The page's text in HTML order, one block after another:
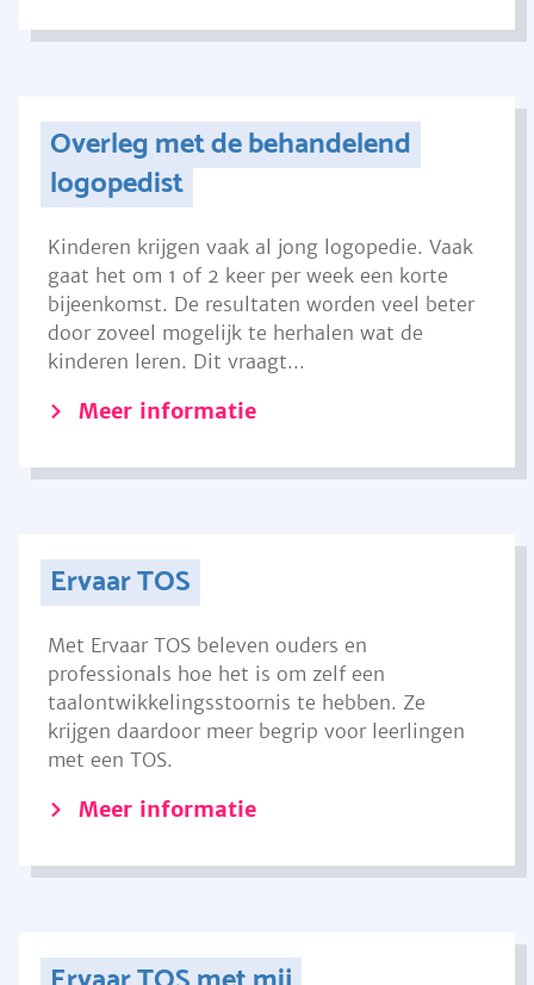
Overleg met de behandelend
logopedist
Kinderen krijgen vaak al jong logopedie. Vaak
gaat het om 1 of 2 keer per week een korte
bijeenkomst. De resultaten worden veel beter
door zoveel mogelijk te herhalen wat de
kinderen leren. Dit vraagt...
Meer informatie
Ervaar TOS
Met Ervaar TOS beleven ouders en
professionals hoe het is om zelf een
taalontwikkelingsstoornis te hebben. Ze
krijgen daardoor meer begrip voor leerlingen
met een TOS.
Meer informatie